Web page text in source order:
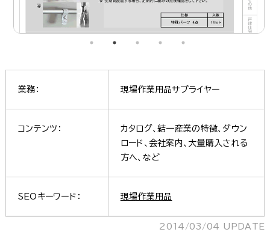
業務： 現場作業用品サプライヤー
コンテンツ：
カタログ、結一産業の特徴、ダウン
ロード、会社案内、大量購入される
方へ、など
SEOキーワード： 現場作業用品
2014/03/04 UPDATE